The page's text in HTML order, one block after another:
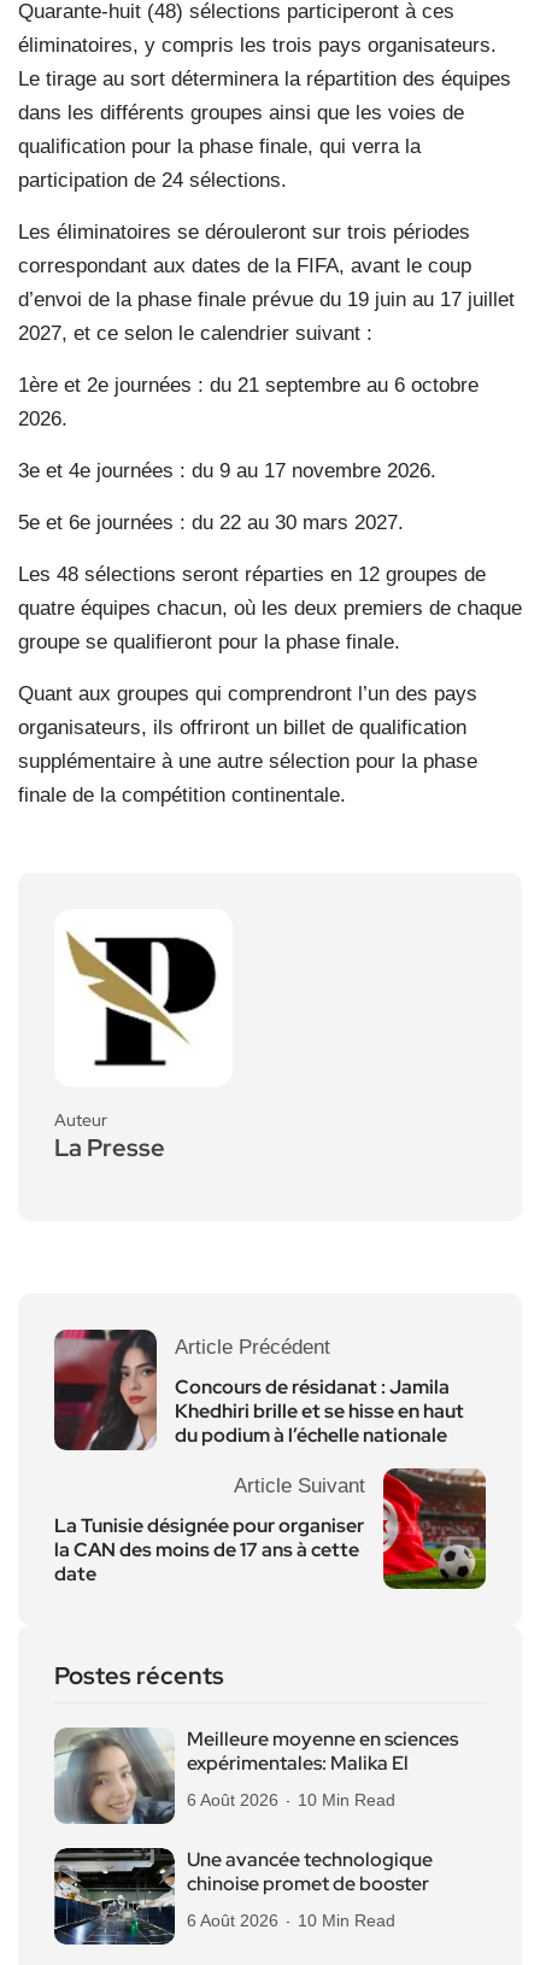
Quarante-huit (48) sélections participeront à ces
éliminatoires, y compris les trois pays organisateurs.
Le tirage au sort déterminera la répartition des équipes
dans les différents groupes ainsi que les voies de
qualification pour la phase finale, qui verra la
participation de 24 sélections.
Les éliminatoires se dérouleront sur trois périodes
correspondant aux dates de la FIFA, avant le coup
d’envoi de la phase finale prévue du 19 juin au 17 juillet
2027, et ce selon le calendrier suivant :
1ère et 2e journées : du 21 septembre au 6 octobre
2026.
3e et 4e journées : du 9 au 17 novembre 2026.
5e et 6e journées : du 22 au 30 mars 2027.
Les 48 sélections seront réparties en 12 groupes de
quatre équipes chacun, où les deux premiers de chaque
groupe se qualifieront pour la phase finale.
Quant aux groupes qui comprendront l’un des pays
organisateurs, ils offriront un billet de qualification
supplémentaire à une autre sélection pour la phase
finale de la compétition continentale.
Auteur
La Presse
Article Précédent
Concours de résidanat : Jamila
Khedhiri brille et se hisse en haut
du podium à l’échelle nationale
Article Suivant
La Tunisie désignée pour organiser
la CAN des moins de 17 ans à cette
date
Postes récents
Meilleure moyenne en sciences
expérimentales: Malika El
6 Août 2026 10 Min Read
Une avancée technologique
chinoise promet de booster
6 Août 2026 10 Min Read